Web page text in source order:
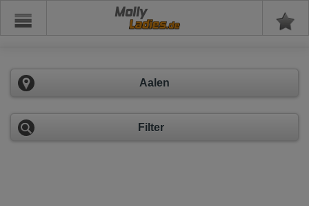
Molly
Aalen
Filter